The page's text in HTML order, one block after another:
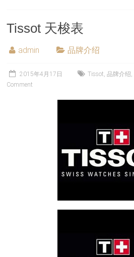
Tissot 天梭表
admin 品牌介绍
2015年4月17日 Tissot,品牌介绍,
Comment